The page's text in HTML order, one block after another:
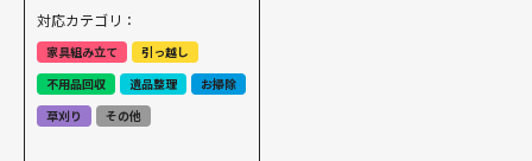
対応カテゴリ：
家具組み立て
引っ越し
不用品回収
遺品整理
お掃除
草刈り
その他